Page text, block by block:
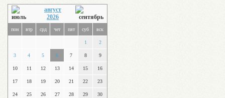
август
2026
пон втр срд чет пят суб вск
1 2
3 4 5 6 7 8 9
10 11 12 13 14 15 16
17 18 19 20 21 22 23
24 25 26 27 28 29 30